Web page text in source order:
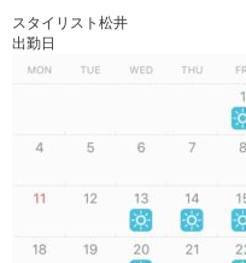
スタイリスト松井
出勤日